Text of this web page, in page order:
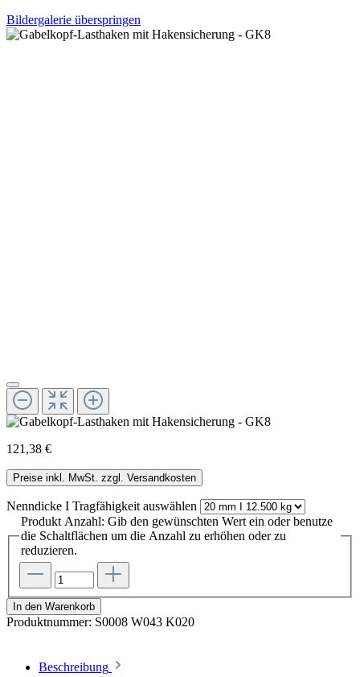
Bildergalerie überspringen
121,38 €
Preise inkl. MwSt. zzgl. Versandkosten
Nenndicke I Tragfähigkeit auswählen
Produkt Anzahl: Gib den gewünschten Wert ein oder benutze
die Schaltflächen um die Anzahl zu erhöhen oder zu
reduzieren.
In den Warenkorb
Produktnummer: S0008 W043 K020
Beschreibung